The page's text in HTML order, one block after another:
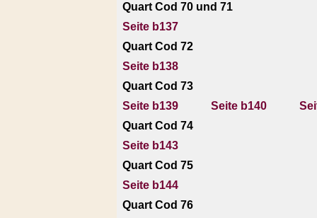
Quart Cod 70 und 71
Seite b137
Quart Cod 72
Seite b138
Quart Cod 73
Seite b139
Seite b140
Quart Cod 74
Seite b143
Quart Cod 75
Seite b144
Quart Cod 76